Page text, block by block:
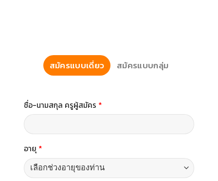
สมัครแบบเดี่ยว สมัครแบบกลุ่ม
ชื่อ-นามสกุล ครูผู้สมัคร *
อายุ *